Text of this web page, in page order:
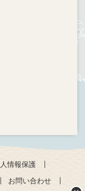
情報保護
お問い合わせ